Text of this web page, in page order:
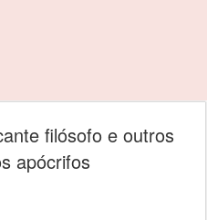
filósofo e outros
apócrifos